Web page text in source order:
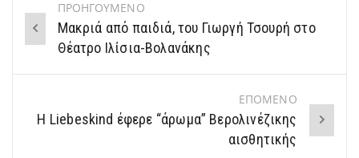
Post
navigation
ΠΡΟΗΓΟΥΜΕΝΟ
Μακριά από παιδιά, του Γιωργή Τσουρή στο
Θέατρο Ιλίσια-Βολανάκης
ΕΠΟΜΕΝΟ
Η Liebeskind έφερε “άρωμα” Βερολινέζικης
αισθητικής